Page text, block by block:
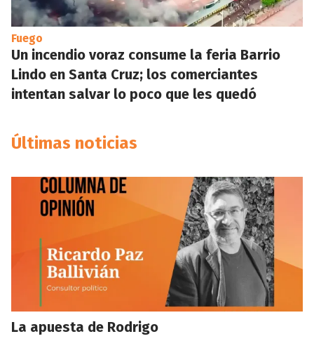
Fuego
Un incendio voraz consume la feria Barrio
Lindo en Santa Cruz; los comerciantes
intentan salvar lo poco que les quedó
Últimas noticias
La apuesta de Rodrigo